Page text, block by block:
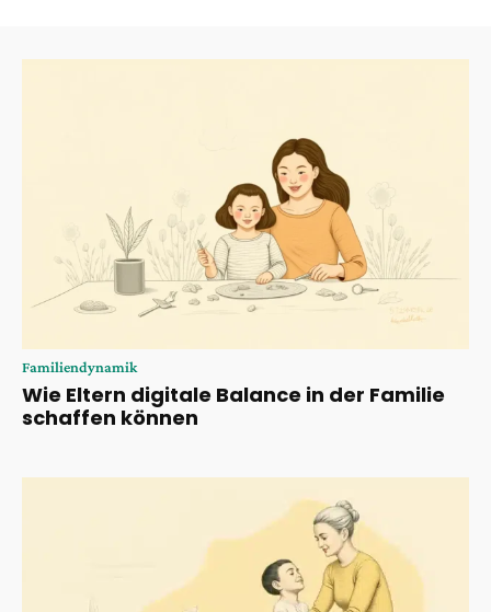
Familiendynamik
Wie Eltern digitale Balance in der Familie
schaffen können